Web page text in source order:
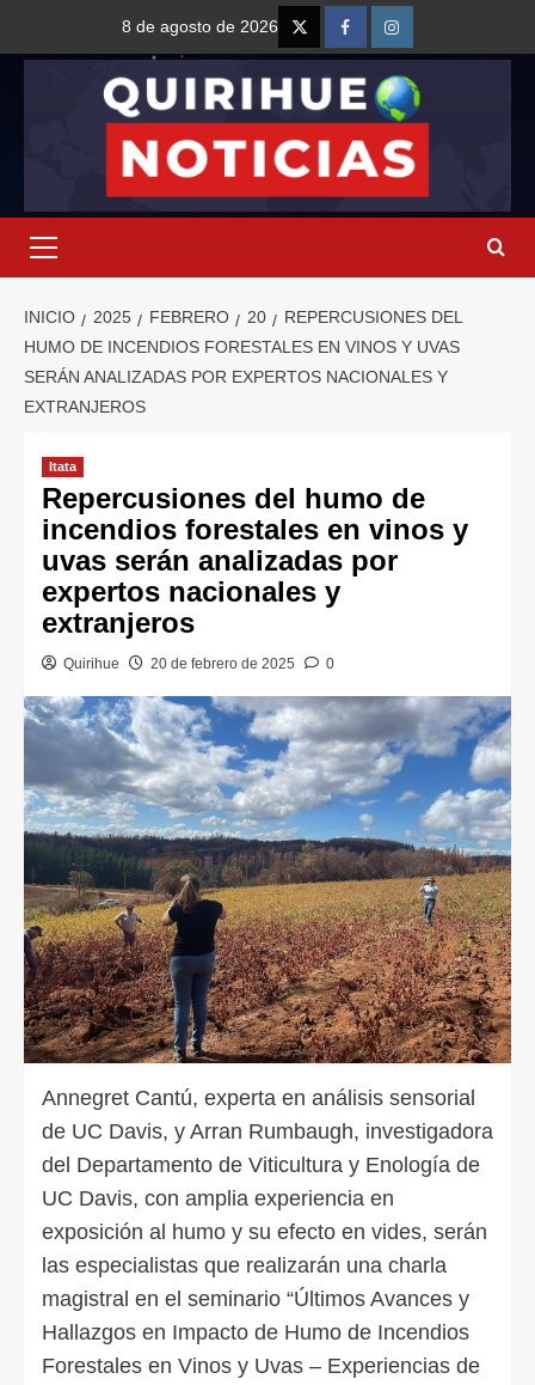
8 de agosto de 2026
INICIO 2025 FEBRERO 20
REPERCUSIONES DEL
HUMO DE INCENDIOS FORESTALES EN VINOS Y UVAS
SERÁN ANALIZADAS POR EXPERTOS NACIONALES Y
EXTRANJEROS
Itata
Repercusiones del humo de
incendios forestales en vinos y
uvas serán analizadas por
expertos nacionales y
extranjeros
Quirihue 20 de febrero de 2025 0
Annegret Cantú, experta en análisis sensorial
de UC Davis, y Arran Rumbaugh, investigadora
del Departamento de Viticultura y Enología de
UC Davis, con amplia experiencia en
exposición al humo y su efecto en vides, serán
las especialistas que realizarán una charla
magistral en el seminario “Últimos Avances y
Hallazgos en Impacto de Humo de Incendios
Forestales en Vinos y Uvas – Experiencias de